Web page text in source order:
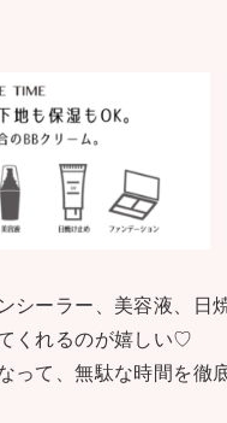
シーラー、美容液、日
くれるのが嬉しい♡
って、無駄な時間を徹